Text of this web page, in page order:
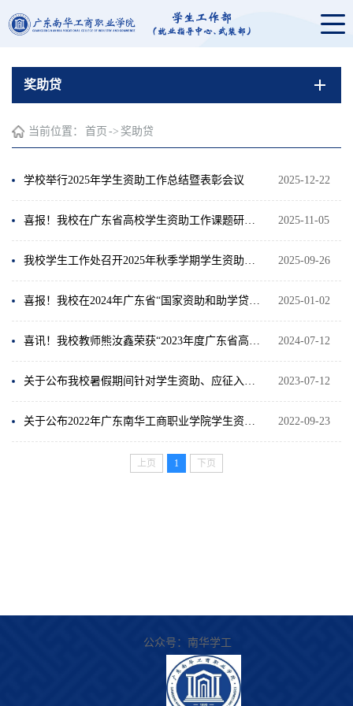
奖助贷
当前位置： 首页 -> 奖助贷
2025-12-22
学校举行2025年学生资助工作总结暨表彰会议
2025-11-05
喜报！我校在广东省高校学生资助工作课题研究优秀成果评选中荣获一等奖
2025-09-26
我校学生工作处召开2025年秋季学期学生资助工作会议
2025-01-02
喜报！我校在2024年广东省“国家资助和助学贷款政策下乡行”活动中荣获多项荣誉
2024-07-12
喜讯！我校教师熊汝鑫荣获“2023年度广东省高校学生资助先进工作者”殊荣
2023-07-12
关于公布我校暑假期间针对学生资助、应征入征及就业咨询热线的通知
2022-09-23
关于公布2022年广东南华工商职业学院学生资助工作咨询和投诉电话的公告
上页 1 下页
公众号： 南华学工